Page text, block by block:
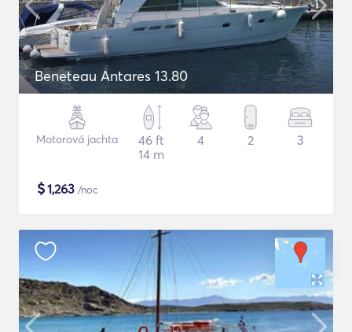
Beneteau Antares 13.80
Motorová jachta
46 ft
14 m
4 2 3
$1,263 /noc